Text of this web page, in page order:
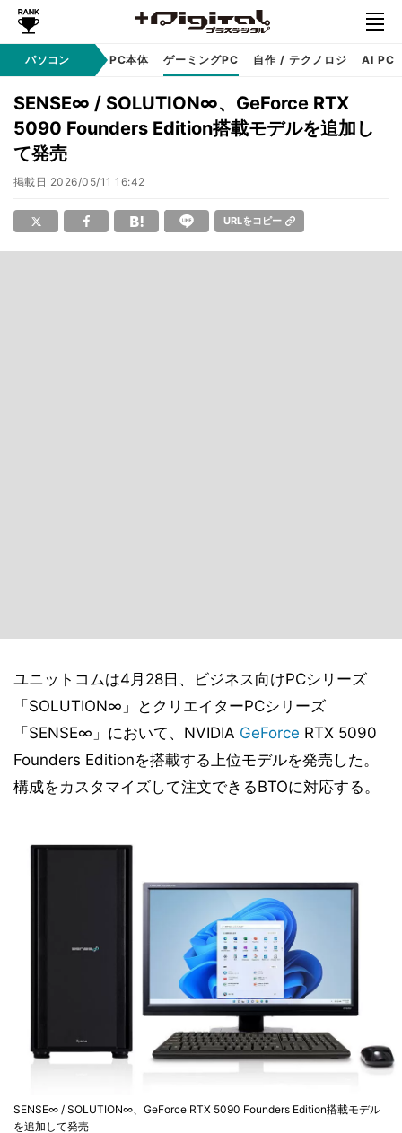
パソコンアップル PC本体 ゲーミングPC 自作 / テクノロジ AI PC
SENSE∞ / SOLUTION∞、GeForce RTX
5090 Founders Edition搭載モデルを追加し
て発売
掲載日 2026/05/11 16:42
URLをコピー
ユニットコムは4月28日、ビジネス向けPCシリーズ
「SOLUTION∞」とクリエイターPCシリーズ
「SENSE∞」において、NVIDIA GeForce RTX 5090
Founders Editionを搭載する上位モデルを発売した。
構成をカスタマイズして注文できるBTOに対応する。
SENSE∞ / SOLUTION∞、GeForce RTX 5090 Founders Edition搭載モデル
を追加して発売